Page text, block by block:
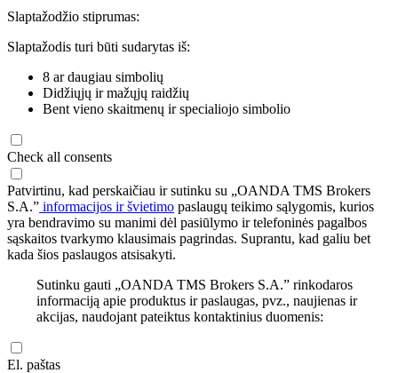
Slaptažodžio stiprumas:
Slaptažodis turi būti sudarytas iš:
8 ar daugiau simbolių
Didžiųjų ir mažųjų raidžių
Bent vieno skaitmenų ir specialiojo simbolio
Check all consents
Patvirtinu, kad perskaičiau ir sutinku su „OANDA TMS Brokers
S.A.” informacijos ir švietimo paslaugų teikimo sąlygomis, kurios
yra bendravimo su manimi dėl pasiūlymo ir telefoninės pagalbos
sąskaitos tvarkymo klausimais pagrindas. Suprantu, kad galiu bet
kada šios paslaugos atsisakyti.
Sutinku gauti „OANDA TMS Brokers S.A.” rinkodaros
informaciją apie produktus ir paslaugas, pvz., naujienas ir
akcijas, naudojant pateiktus kontaktinius duomenis:
El. paštas